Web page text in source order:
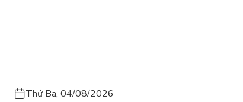
Thứ Ba, 04/08/2026